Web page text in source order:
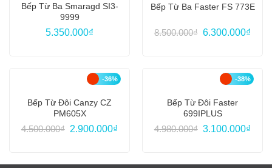
Bếp Từ Ba Smaragd SI3-
9999
5.350.000₫
Bếp Từ Ba Faster FS 773E
8.500.000₫ Giá
6.300.000₫
-36%
Bếp Từ Đôi Canzy CZ
PM605X
4.500.000₫ Giá
2.900.000₫
2.900.000₫.
-38%
Bếp Từ Đôi Faster
699IPLUS
4.980.000₫ Giá
3.100.000₫